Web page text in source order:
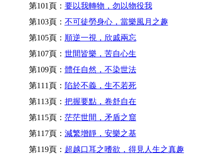
第101頁： 要以我轉物，勿以物役我
第103頁： 不可徒勞身心，當樂風月之趣
第105頁： 順逆一視，欣戚兩忘
第107頁： 世間皆樂，苦自心生
第109頁： 體任自然，不染世法
第111頁： 陷於不義，生不若死
第113頁： 把握要點，卷舒自在
第115頁： 茫茫世間，矛盾之窟
第117頁： 減繁增靜，安樂之基
第119頁： 超越口耳之嗜欲，得見人生之真趣